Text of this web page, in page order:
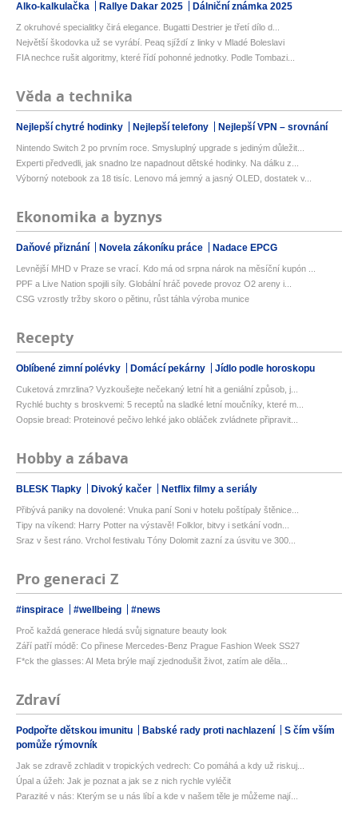
Alko-kalkulačka Rallye Dakar 2025 Dálniční známka 2025
Z okruhové specialitky čirá elegance. Bugatti Destrier je třetí dílo d...
Největší škodovka už se vyrábí. Peaq sjíždí z linky v Mladé Boleslavi
FIA nechce rušit algoritmy, které řídí pohonné jednotky. Podle Tombazi...
Věda a technika
Nejlepší chytré hodinky Nejlepší telefony Nejlepší VPN – srovnání
Nintendo Switch 2 po prvním roce. Smysluplný upgrade s jediným důležit...
Experti předvedli, jak snadno lze napadnout dětské hodinky. Na dálku z...
Výborný notebook za 18 tisíc. Lenovo má jemný a jasný OLED, dostatek v...
Ekonomika a byznys
Daňové přiznání Novela zákoníku práce Nadace EPCG
Levnější MHD v Praze se vrací. Kdo má od srpna nárok na měsíční kupón ...
PPF a Live Nation spojili síly. Globální hráč povede provoz O2 areny i...
CSG vzrostly tržby skoro o pětinu, růst táhla výroba munice
Recepty
Oblíbené zimní polévky Domácí pekárny Jídlo podle horoskopu
Cuketová zmrzlina? Vyzkoušejte nečekaný letní hit a geniální způsob, j...
Rychlé buchty s broskvemi: 5 receptů na sladké letní moučníky, které m...
Oopsie bread: Proteinové pečivo lehké jako obláček zvládnete připravit...
Hobby a zábava
BLESK Tlapky Divoký kačer Netflix filmy a seriály
Přibývá paniky na dovolené: Vnuka paní Soni v hotelu poštípaly štěnice...
Tipy na víkend: Harry Potter na výstavě! Folklor, bitvy i setkání vodn...
Sraz v šest ráno. Vrchol festivalu Tóny Dolomit zazní za úsvitu ve 300...
Pro generaci Z
#inspirace #wellbeing #news
Proč každá generace hledá svůj signature beauty look
Září patří módě: Co přinese Mercedes-Benz Prague Fashion Week SS27
F*ck the glasses: AI Meta brýle mají zjednodušit život, zatím ale děla...
Zdraví
Podpořte dětskou imunitu Babské rady proti nachlazení
S čím vším
pomůže rýmovník
Jak se zdravě zchladit v tropických vedrech: Co pomáhá a kdy už riskuj...
Úpal a úžeh: Jak je poznat a jak se z nich rychle vyléčit
Parazité v nás: Kterým se u nás líbí a kde v našem těle je můžeme nají...